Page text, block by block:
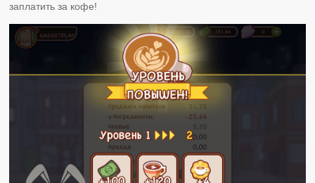
заплатить за кофе!